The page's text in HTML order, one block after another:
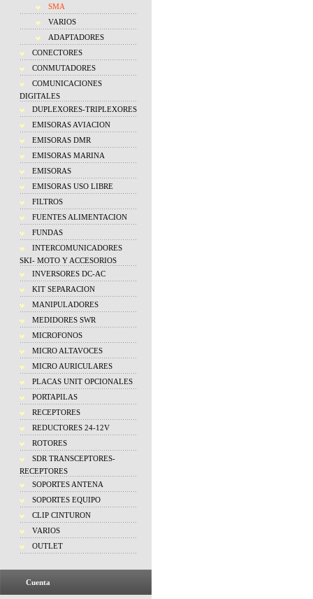
SMA
VARIOS
ADAPTADORES
CONECTORES
CONMUTADORES
COMUNICACIONES
DIGITALES
DUPLEXORES-TRIPLEXORES
EMISORAS AVIACION
EMISORAS DMR
EMISORAS MARINA
EMISORAS
EMISORAS USO LIBRE
FILTROS
FUENTES ALIMENTACION
FUNDAS
INTERCOMUNICADORES
SKI- MOTO Y ACCESORIOS
INVERSORES DC-AC
KIT SEPARACION
MANIPULADORES
MEDIDORES SWR
MICROFONOS
MICRO ALTAVOCES
MICRO AURICULARES
PLACAS UNIT OPCIONALES
PORTAPILAS
RECEPTORES
REDUCTORES 24-12V
ROTORES
SDR TRANSCEPTORES-
RECEPTORES
SOPORTES ANTENA
SOPORTES EQUIPO
CLIP CINTURON
VARIOS
OUTLET
Cuenta